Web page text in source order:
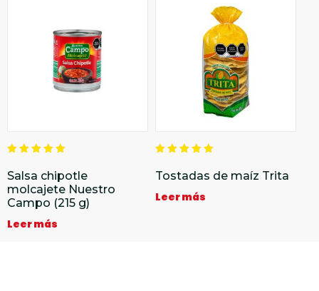
en
5.00
de 5
Salsa chipotle
molcajete Nuestro
Campo (215 g)
Leer más
en
5.00
Tostadas de maíz Trita
Leer más